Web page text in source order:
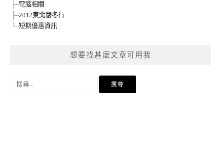
電腦相關
2012東北嚴冬行
短期優惠資訊
想要找甚麼文章可用我